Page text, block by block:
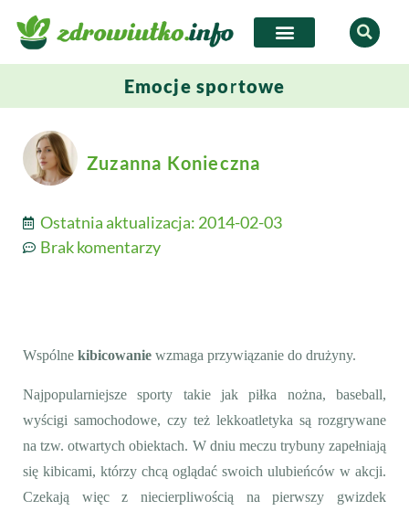
Emocje sportowe
Zuzanna Konieczna
Ostatnia aktualizacja: 2014-02-03
Brak komentarzy
Wspólne kibicowanie wzmaga przywiązanie do drużyny.
Najpopularniejsze sporty takie jak piłka nożna, baseball,
wyścigi samochodowe, czy też lekkoatletyka są rozgrywane
na tzw. otwartych obiektach. W dniu meczu trybuny zapełniają
się kibicami, którzy chcą oglądać swoich ulubieńców w akcji.
Czekają więc z niecierpliwością na pierwszy gwizdek